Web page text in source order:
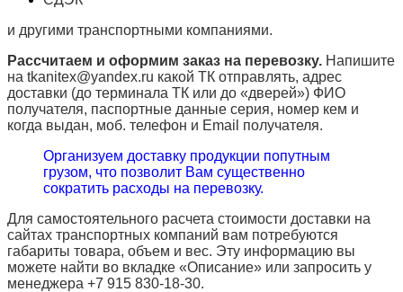
и другими транспортными компаниями.
Рассчитаем и оформим заказ на перевозку. Напишите
на tkanitex@yandex.ru какой ТК отправлять, адрес
доставки (до терминала ТК или до «дверей») ФИО
получателя, паспортные данные серия, номер кем и
когда выдан, моб. телефон и Email получателя.
Организуем доставку продукции попутным
грузом, что позволит Вам существенно
сократить расходы на перевозку.
Для самостоятельного расчета стоимости доставки на
сайтах транспортных компаний вам потребуются
габариты товара, объем и вес. Эту информацию вы
можете найти во вкладке «Описание» или запросить у
менеджера +7 915 830-18-30.